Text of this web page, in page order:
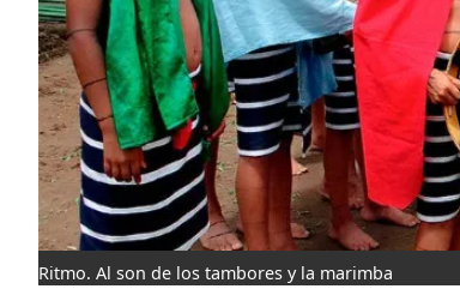
Ritmo. Al son de los tambores y la marimba